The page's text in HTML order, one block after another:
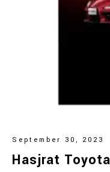
September 30, 2023
Hasjrat